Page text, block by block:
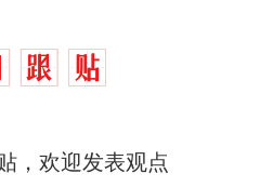
，欢迎发表观点
，公平么？